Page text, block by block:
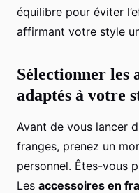
équilibre pour éviter
affirmant votre style
Sélectionner les
adaptés à votre
Avant de vous lancer
franges, prenez un
personnel. Êtes-vous
Les accessoires en